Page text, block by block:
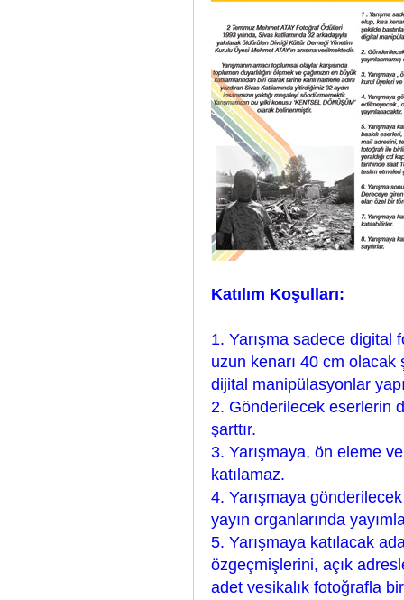
Katılım Koşulları:
1. Yarışma sadece digital
uzun kenarı 40 cm olacak
dijital manipülasyonlar
2. Gönderilecek eserlerin
şarttır.
3. Yarışmaya, ön eleme
katılamaz.
4. Yarışmaya
yayın organlarında
5. Yarışmaya katılacak
özgeçmişlerini, açık
adet vesikalık fotoğrafla